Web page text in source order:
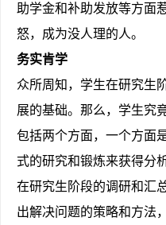
助学金和补助发放等方面
怒，成为没人理的人。
务实肯学
众所周知，学生在研究生
展的基础。那么，学生究
包括两个方面，一个方面
式的研究和锻炼来获得分
在研究生阶段的调研和汇
出解决问题的策略和方法